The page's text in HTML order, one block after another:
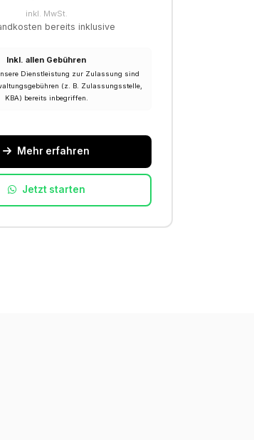
inkl. MwSt.
bereits inklusive
Inkl. allen Gebühren
Dienstleistung zur Zulassung sind
(z. B. Zulassungsstelle,
KBA) bereits inbegriffen.
Mehr erfahren
Jetzt starten